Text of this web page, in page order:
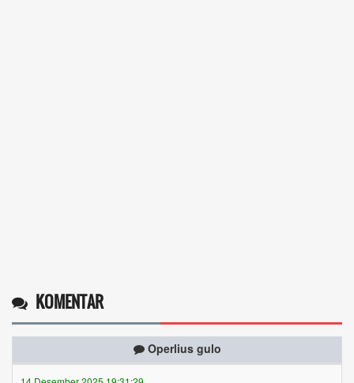
KOMENTAR
Operlius gulo
14 Desember 2025 19:31:29
Token gratis ...selengkapnya